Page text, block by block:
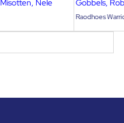
Misotten, Nele Gobbels, Rob
Raodhoes